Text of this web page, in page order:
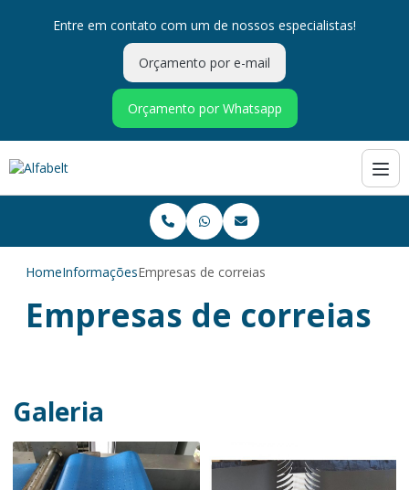
Entre em contato com um de nossos especialistas!
Orçamento por e-mail
Orçamento por Whatsapp
HomeInformaçõesEmpresas de correias
Empresas de correias
Galeria